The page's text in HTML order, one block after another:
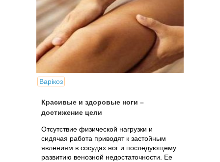
Варікоз
Красивые и здоровые ноги –
достижение цели
Отсутствие физической нагрузки и
сидячая работа приводят к застойным
явлениям в сосудах ног и последующему
развитию венозной недостаточности. Ее